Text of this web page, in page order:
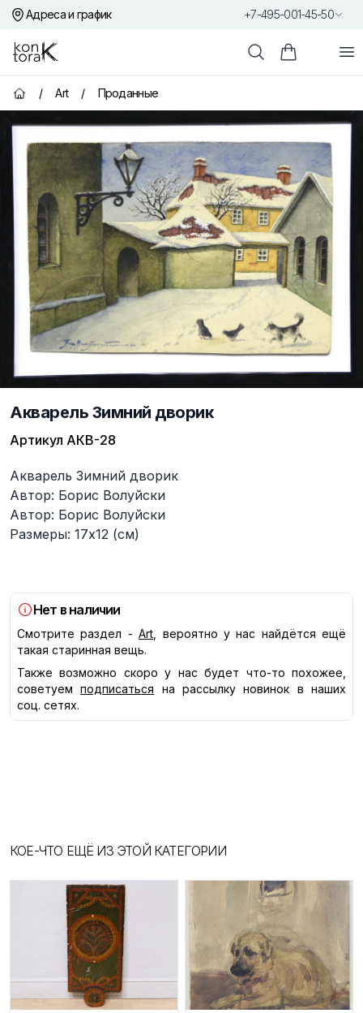
Адреса и график +7-495-001-45-50
Контора К
ПоискКорзина
Главная страница
/ Art / Проданные
Акварель Зимний дворик
Артикул АКВ-28
Описание
Акварель Зимний дворик
Автор: Борис Волуйски
Автор: Борис Волуйски
Размеры: 17х12 (см)
Нет в наличии
Смотрите раздел - Art , вероятно у нас найдётся ещё
такая старинная вещь.
Также возможно скоро у нас будет что-то похожее,
советуем
подписаться
на рассылку новинок в наших
соц. сетях.
КОЕ-ЧТО ЕЩЁ ИЗ ЭТОЙ КАТЕГОРИИ